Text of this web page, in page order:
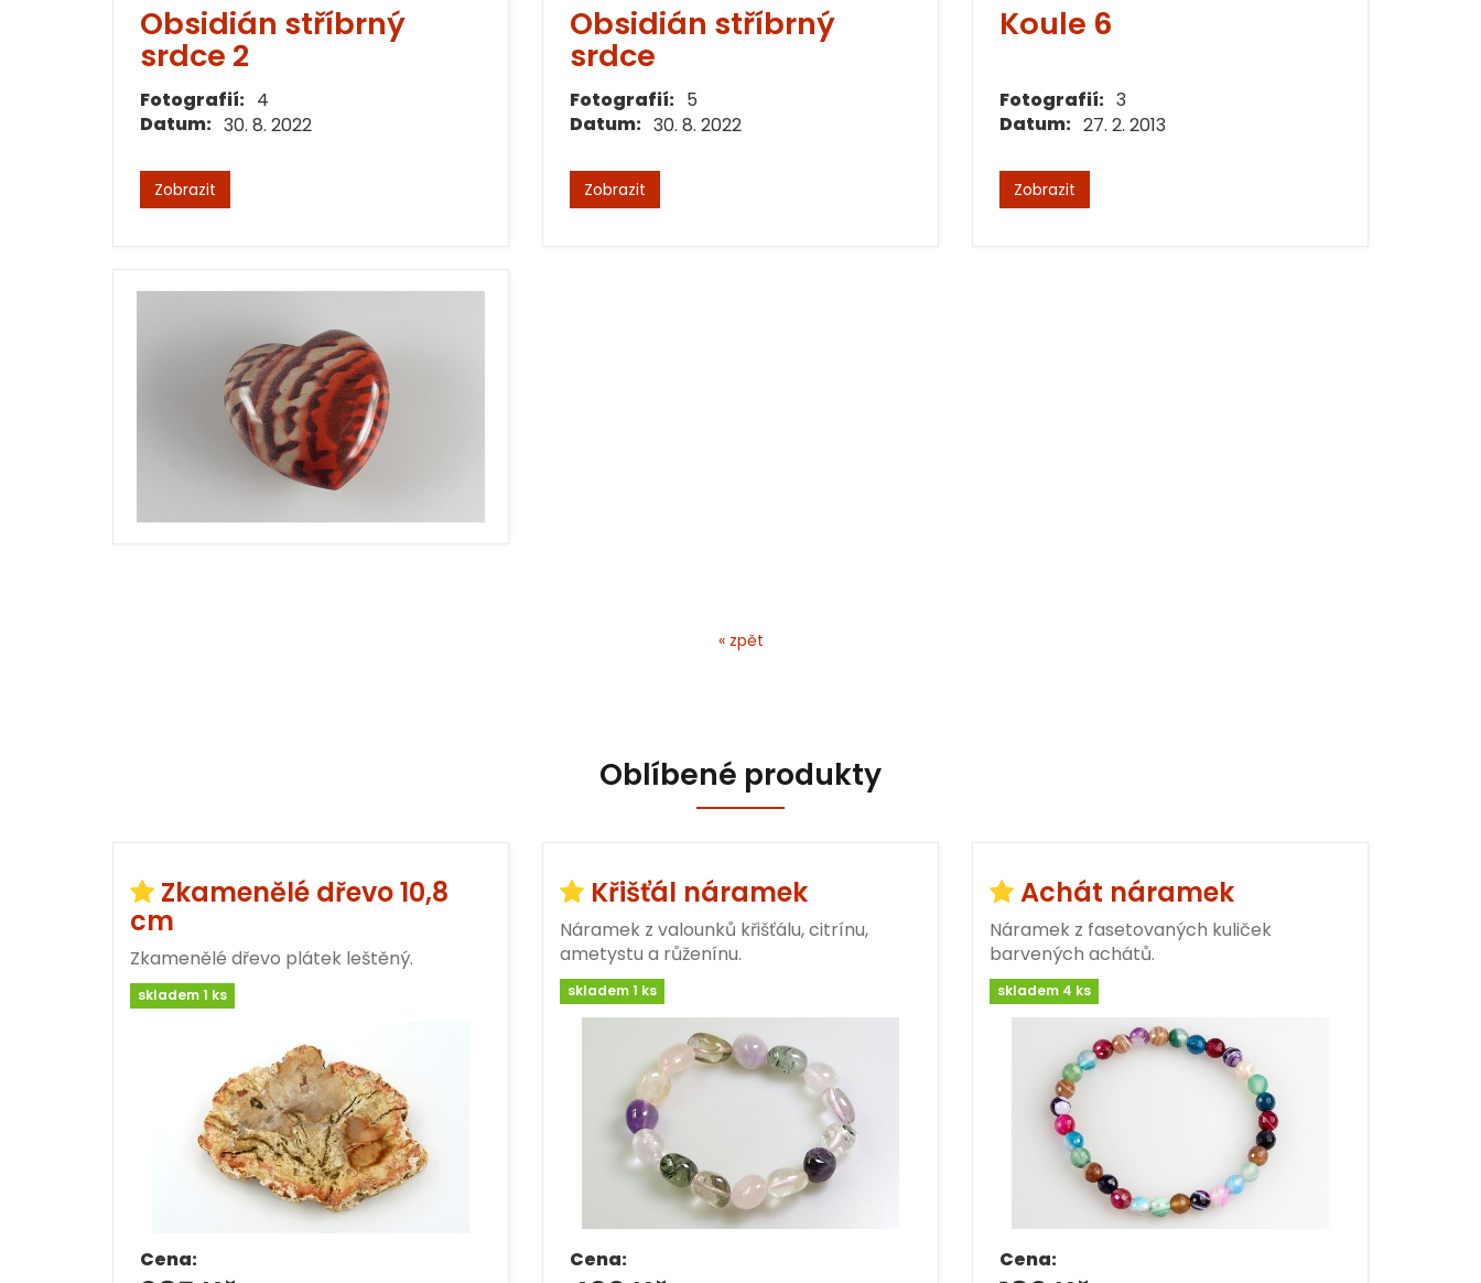
Obsidián stříbrný
srdce 2
Fotografií: 4
Datum: 30. 8. 2022
Zobrazit
Obsidián stříbrný
srdce
Fotografií: 5
Datum: 30. 8. 2022
Zobrazit
Koule 6
Fotografií: 3
Datum: 27. 2. 2013
Zobrazit
« zpět
Oblíbené produkty
Zkamenělé dřevo 10,8
cm
Zkamenělé dřevo plátek leštěný.
skladem 1 ks
Cena:
Křišťál náramek
Náramek z valounků křišťálu, citrínu,
ametystu a růženínu.
skladem 1 ks
Cena:
Achát náramek
Náramek z fasetovaných kuliček
barvených achátů.
skladem 4 ks
Cena: